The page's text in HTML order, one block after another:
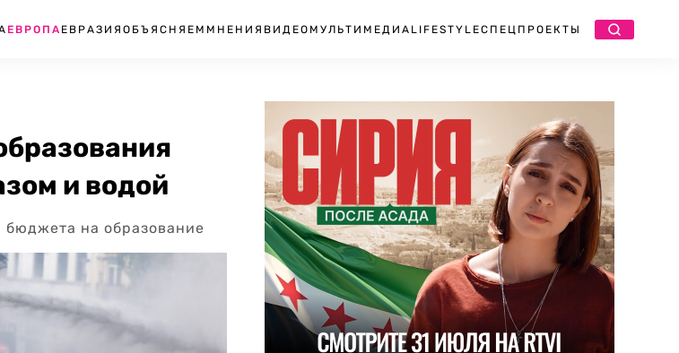
ЕВРОПА ЕВРАЗИЯ ОБЪЯСНЯЕМ МНЕНИЯ ВИДЕО МУЛЬТИМЕДИА LIFESTYLEСПЕЦПРОЕКТЫ
и водой
бюджета на образование